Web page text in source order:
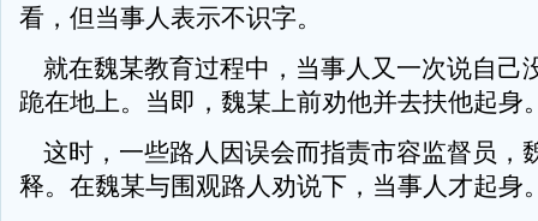
看，但当事人表示不识字。
就在魏某教育过程中，当事人又一次说自己
跪在地上。当即，魏某上前劝他并去扶他起身
这时，一些路人因误会而指责市容监督员，
释。在魏某与围观路人劝说下，当事人才起身